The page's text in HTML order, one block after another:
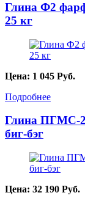
Глина Ф2
25 кг
Цена: 1 045 Руб.
Подробнее
Глина ПГМС-
биг-бэг
Цена: 32 190 Руб.